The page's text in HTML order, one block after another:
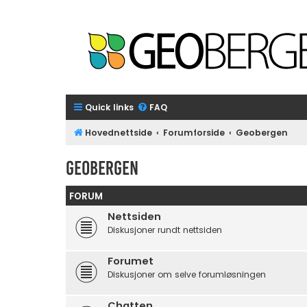
Quick links FAQ
Hovednettside Forumforside Geobergen
Geobergen
FORUM
Nettsiden
Diskusjoner rundt nettsiden
Forumet
Diskusjoner om selve forumløsningen